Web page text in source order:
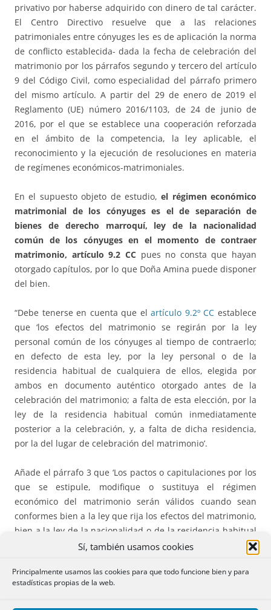
Sí, también usamos cookies
Principalmente usamos las cookies para que todo funcione bien y para
estadísticas propias de la web.
privativo por haberse adquirido con dinero de tal carácter.
El Centro Directivo resuelve que a las relaciones
patrimoniales entre cónyuges les es de aplicación la norma
de conflicto establecida- dada la fecha de celebración del
matrimonio por los párrafos segundo y tercero del artículo
9 del Código Civil, como especialidad del párrafo primero
del mismo artículo. A partir del 29 de enero de 2019 el
Reglamento (UE) número 2016/1103, de 24 de junio de
2016, por el que se establece una cooperación reforzada
en el ámbito de la competencia, la ley aplicable, el
reconocimiento y la ejecución de resoluciones en materia
de regímenes económicos-matrimoniales.
En el supuesto objeto de estudio, el régimen económico
matrimonial de los cónyuges es el de separación de
bienes de derecho marroquí, ley de la nacionalidad
común de los cónyuges en el momento de contraer
matrimonio, artículo 9.2 CCpues no consta que hayan
otorgado capítulos, por lo que Doña Amina puede disponer
del bien.
“Debe tenerse en cuenta que elartículo 9.2º CC establece
que ‘los efectos del matrimonio se regirán por la ley
personal común de los cónyuges al tiempo de contraerlo;
en defecto de esta ley, por la ley personal o de la
residencia habitual de cualquiera de ellos, elegida por
ambos en documento auténtico otorgado antes de la
celebración del matrimonio; a falta de esta elección, por la
ley de la residencia habitual común inmediatamente
posterior a la celebración, y, a falta de dicha residencia,
por la del lugar de celebración del matrimonio’.
Añade el párrafo 3 que ‘Los pactos o capitulaciones por los
que se estipule, modifique o sustituya el régimen
económico del matrimonio serán válidos cuando sean
conformes bien a la ley que rija los efectos del matrimonio,
bien a la ley de la nacionalidad o de la residencia habitual
de cualquiera de las partes al tiempo del otorgamiento»
Resulta imposible que los hoy litigantes, ambos de
nacionalidad marroquí al tiempo de contraer matrimonio,